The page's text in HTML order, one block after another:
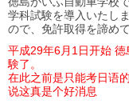
学科試験を導入いたし
ので、免許取得を諦め
平成29年6月1日开始
験了。
在此之前是只能考日语
说这真是个好消息